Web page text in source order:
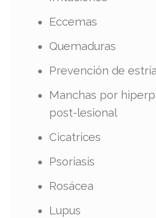
Eccemas
Quemaduras
Prevención de
Manchas por
post-lesional
Cicatrices
Psoriasis
Rosácea
Lupus